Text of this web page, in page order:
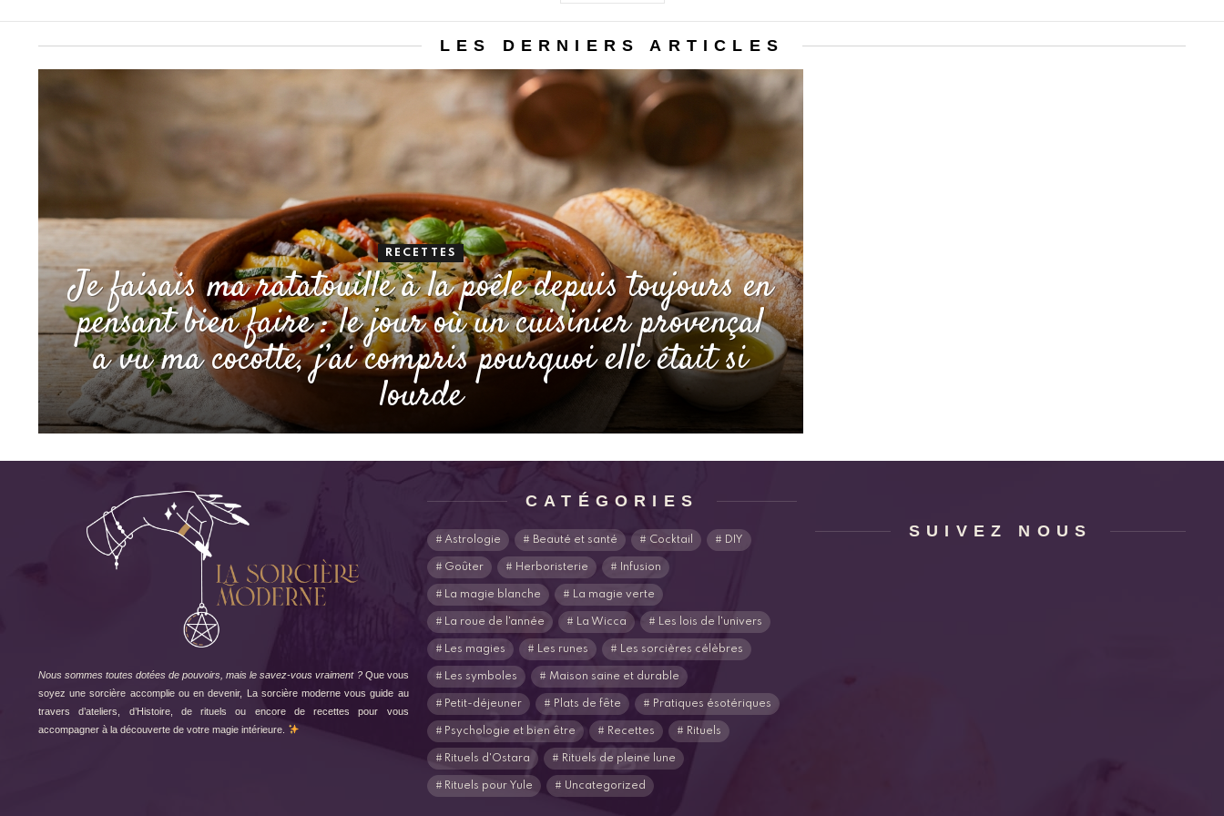
LES DERNIERS ARTICLES
RECETTES
Je faisais ma ratatouille à la poêle depuis toujours en
pensant bien faire : le jour où un cuisinier provençal
a vu ma cocotte, j’ai compris pourquoi elle était si
lourde
Nous sommes toutes dotées de pouvoirs, mais le savez-vous vraiment ?Que vous
soyez une sorcière accomplie ou en devenir, La sorcière moderne vous guide au
travers d’ateliers, d’Histoire, de rituels ou encore de recettes pour vous
accompagner à la découverte de votre magie intérieure.
CATÉGORIES
Astrologie Beauté et santé Cocktail DIY
Goûter Herboristerie Infusion
La magie blanche La magie verte
La roue de l'année La Wicca Les lois de l'univers
Les magies Les runes Les sorcières célèbres
Les symboles Maison saine et durable
Petit-déjeuner Plats de fête Pratiques ésotériques
Psychologie et bien être Recettes Rituels
Rituels d'Ostara Rituels de pleine lune
Rituels pour Yule Uncategorized
SUIVEZ NOUS